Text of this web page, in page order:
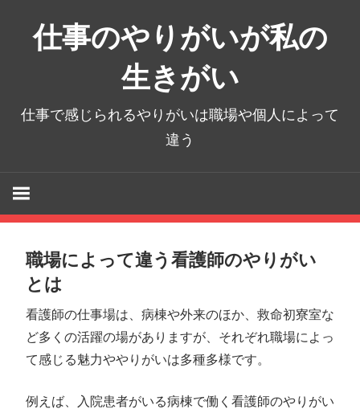
プ
仕事のやりがいが私の
生きがい
仕事で感じられるやりがいは職場や個人によって
違う
職場によって違う看護師のやりがい
とは
看護師の仕事場は、病棟や外来のほか、救命初寮室な
ど多くの活躍の場がありますが、それぞれ職場によっ
て感じる魅力ややりがいは多種多様です。
例えば、入院患者がいる病棟で働く看護師のやりがい